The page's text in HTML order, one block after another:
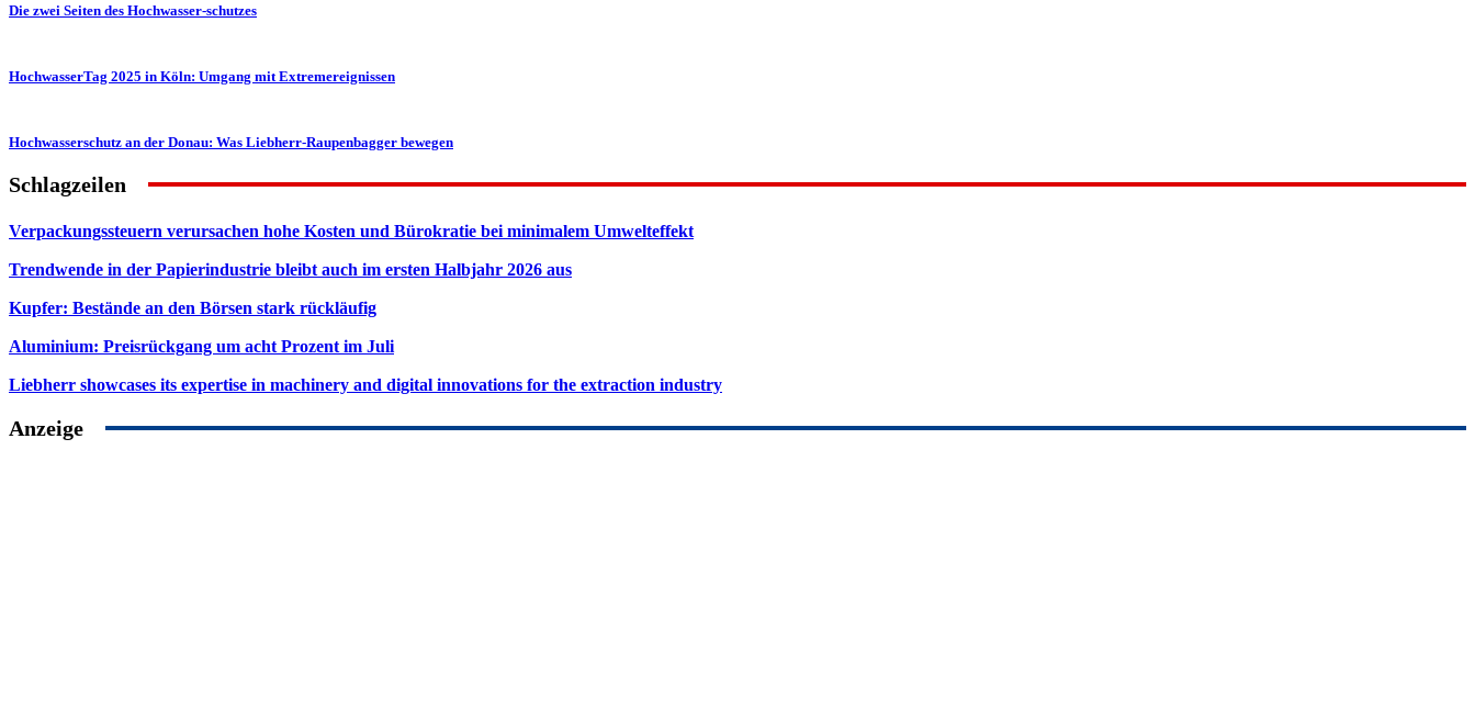
Die zwei Seiten des Hochwasser-schutzes
HochwasserTag 2025 in Köln: Umgang mit Extremereignissen
Hochwasserschutz an der Donau: Was Liebherr-Raupenbagger bewegen
Schlagzeilen
Verpackungssteuern verursachen hohe Kosten und Bürokratie bei minimalem Umwelteffekt
Trendwende in der Papierindustrie bleibt auch im ersten Halbjahr 2026 aus
Kupfer: Bestände an den Börsen stark rückläufig
Aluminium: Preisrückgang um acht Prozent im Juli
Liebherr showcases its expertise in machinery and digital innovations for the extraction industry
Anzeige